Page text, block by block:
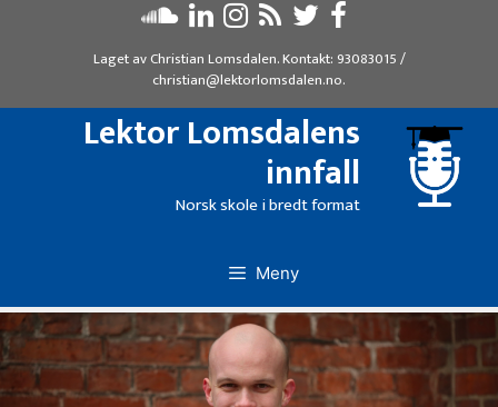
Laget avChristian Lomsdalen. Kontakt: 93083015/
christian@lektorlomsdalen.no.
Lektor Lomsdalens
innfall
Norsk skole i bredt format
Meny